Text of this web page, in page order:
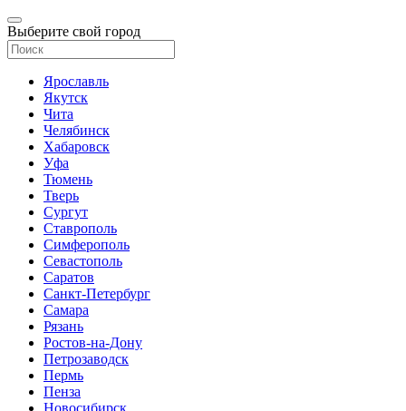
Выберите свой город
Ярославль
Якутск
Чита
Челябинск
Хабаровск
Уфа
Тюмень
Тверь
Сургут
Ставрополь
Симферополь
Севастополь
Саратов
Санкт-Петербург
Самара
Рязань
Ростов-на-Дону
Петрозаводск
Пермь
Пенза
Новосибирск